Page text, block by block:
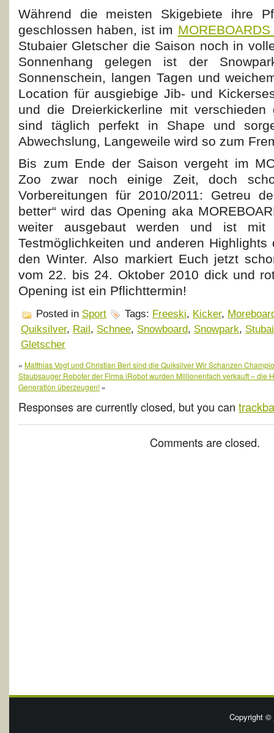
Während die meisten Skigebiete ihre
geschlossen haben, ist im
Stubaier Gletscher die Saison noch in
Sonnenhang gelegen ist der
Sonnenschein, langen Tagen und
Location für ausgiebige Jib- und
und die Dreierkickerline mit verschieden
sind täglich perfekt in Shape und
Abwechslung, Langeweile wird so zum
Bis zum Ende der Saison vergeht im
Zoo zwar noch einige Zeit, doch
Vorbereitungen für 2010/2011: Getreu
better“ wird das Opening aka
weiter ausgebaut werden und ist mit
Testmöglichkeiten und anderen
den Winter. Also markiert Euch jetzt
vom 22. bis 24. Oktober 2010 dick und
Opening ist ein Pflichttermin!
Posted in Sport Tags: Freeski, Kicker,
Quiksilver, Rail, Schnee, Snowboard, Snowpark, Stubai
Gletscher
« Matthias Vogt und Christian Beri sind die Quiksilver Wir Schanzen
Staubsauger Roboter der Firma iRobot wurden Millionenfach verkauft – die
Generation überzeugen! »
Responses are currently closed, but you can
Comments are closed.
Copyright ©